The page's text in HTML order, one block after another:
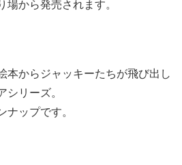
場から発売されます。
本からジャッキーたちが飛び出し
シリーズ。
ナップです。